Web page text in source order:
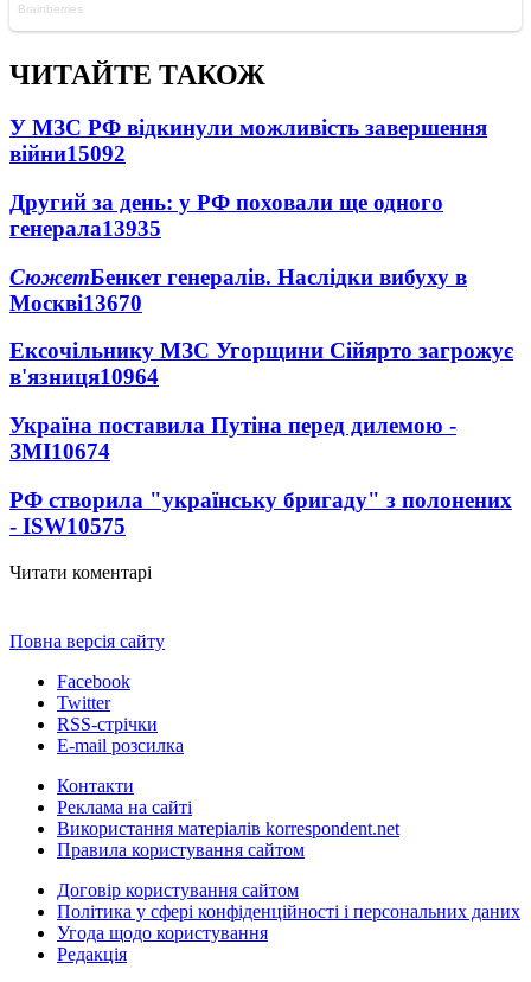
ЧИТАЙТЕ ТАКОЖ
У МЗС РФ відкинули можливість завершення
війни15092
Другий за день: у РФ поховали ще одного
генерала13935
СюжетБенкет генералів. Наслідки вибуху в
Москві13670
Ексочільнику МЗС Угорщини Сійярто загрожує
в'язниця10964
Україна поставила Путіна перед дилемою -
ЗМІ10674
РФ створила "українську бригаду" з полонених
- ISW10575
Читати коментарі
Повна версія сайту
Facebook
Twitter
RSS-стрічки
E-mail розсилка
Контакти
Реклама на сайті
Використання матеріалів korrespondent.net
Правила користування сайтом
Договір користування сайтом
Політика у сфері конфіденційності і персональних даних
Угода щодо користування
Редакція